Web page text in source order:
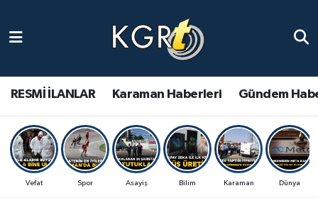
RESMİ İLANLAR Karaman Haberleri Gündem
Vefat Spor Asayiş Bilim Karaman Dünya
Gündem Haberleri
Güncel Haberler
Spor Haberleri